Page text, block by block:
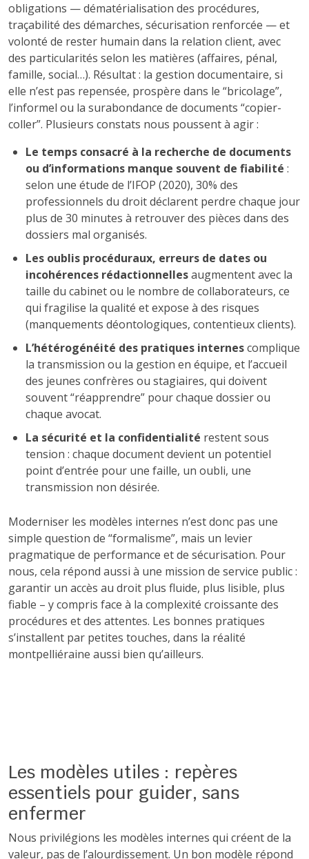
obligations — dématérialisation des procédures,
traçabilité des démarches, sécurisation renforcée — et
volonté de rester humain dans la relation client, avec
des particularités selon les matières (affaires, pénal,
famille, social…). Résultat : la gestion documentaire, si
elle n’est pas repensée, prospère dans le “bricolage”,
l’informel ou la surabondance de documents “copier-
coller”. Plusieurs constats nous poussent à agir :
Le temps consacré à la recherche de documents
ou d’informations manque souvent de fiabilité :
selon une étude de l’IFOP (2020), 30% des
professionnels du droit déclarent perdre chaque jour
plus de 30 minutes à retrouver des pièces dans des
dossiers mal organisés.
Les oublis procéduraux, erreurs de dates ou
incohérences rédactionnellesaugmentent avec la
taille du cabinet ou le nombre de collaborateurs, ce
qui fragilise la qualité et expose à des risques
(manquements déontologiques, contentieux clients).
L’hétérogénéité des pratiques internescomplique
la transmission ou la gestion en équipe, et l’accueil
des jeunes confrères ou stagiaires, qui doivent
souvent “réapprendre” pour chaque dossier ou
chaque avocat.
La sécurité et la confidentialité restent sous
tension : chaque document devient un potentiel
point d’entrée pour une faille, un oubli, une
transmission non désirée.
Moderniser les modèles internes n’est donc pas une
simple question de “formalisme”, mais un levier
pragmatique de performance et de sécurisation. Pour
nous, cela répond aussi à une mission de service public :
garantir un accès au droit plus fluide, plus lisible, plus
fiable – y compris face à la complexité croissante des
procédures et des attentes. Les bonnes pratiques
s’installent par petites touches, dans la réalité
montpelliéraine aussi bien qu’ailleurs.
Les modèles utiles : repères
essentiels pour guider, sans
enfermer
Nous privilégions les modèles internes qui créent de la
valeur, pas de l’alourdissement. Un bon modèle répond